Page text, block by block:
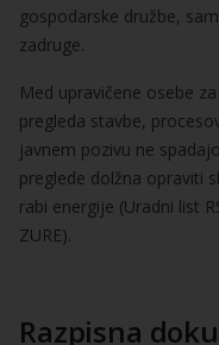
gospodarske družbe,
zadruge.
Med upravičene osebe
pregleda stavbe,
javnem pozivu ne
preglede dolžna opraviti
rabi energije (Uradni list
ZURE).
Razpisna